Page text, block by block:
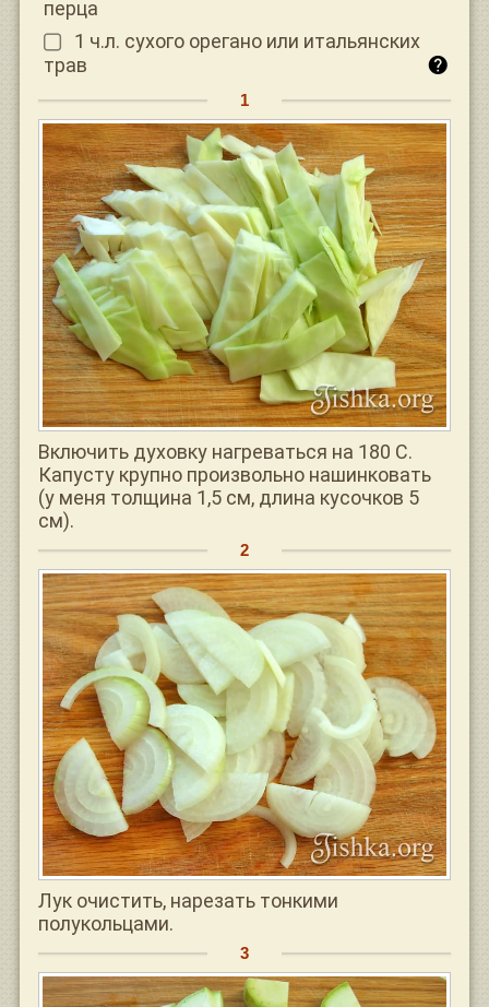
перца
1 ч.л. сухого орегано или итальянских
трав
Включить духовку нагреваться на 180 С.
Капусту крупно произвольно нашинковать
(у меня толщина 1,5 см, длина кусочков 5
см).
Лук очистить, нарезать тонкими
полукольцами.